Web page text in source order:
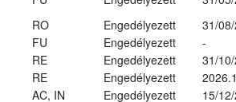
RO Engedélyezett
31/
FU Engedélyezett
-
RE Engedélyezett
31/
RE Engedélyezett
AC, IN Engedélyezett
15/